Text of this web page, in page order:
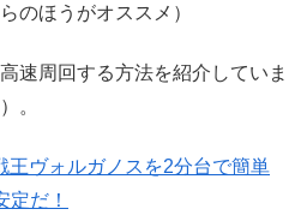
のほうがオススメ）
速周回する方法を紹介していま
。
王ヴォルガノスを2分台で簡単
定だ！